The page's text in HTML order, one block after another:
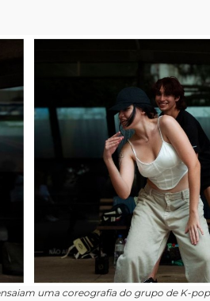
uma coreografia do grupo de K-pop